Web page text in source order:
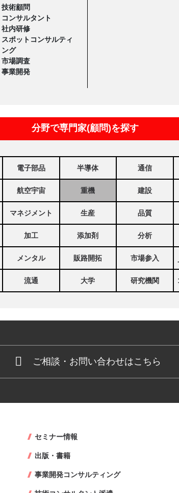
技術顧問
コンサルタント
社内研修
スポットコンサルティ
ング
市場調査
事業開発
分野で専門家(顧問)を探す
電子部品 半導体 通信
航空宇宙 重機 建設
マネジメント 生産 品質
加工 添加剤 分析
メンタル 販路開拓 市場参入
流通 大学 研究機関
ご相談・お問い合わせはこちら
セミナー情報
出版・書籍
事業開発コンサルティング